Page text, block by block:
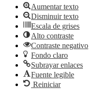
Aumentar texto
Disminuir texto
Escala de grises
Alto contraste
Contraste negativo
Fondo claro
Subrayar enlaces
Fuente legible
Reiniciar